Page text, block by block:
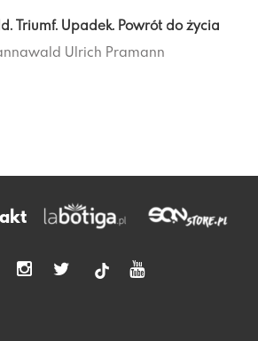
Triumf. Upadek. Powrót do życia
Ulrich Pramann
tiktok